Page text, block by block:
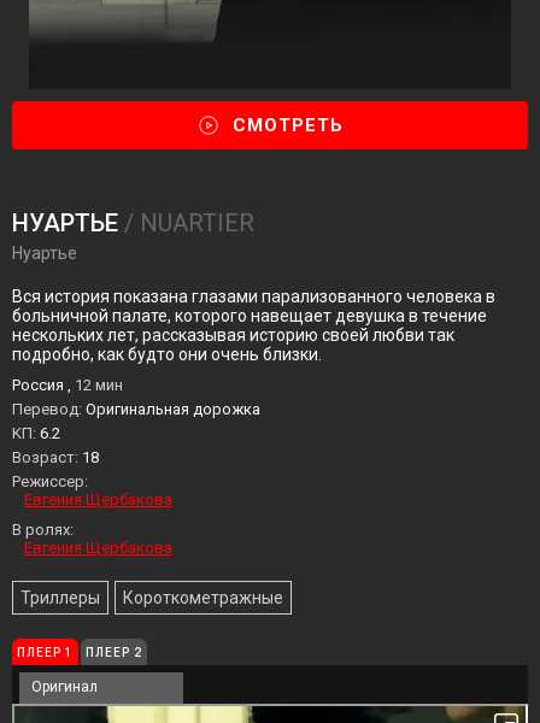
СМОТРЕТЬ
НУАРТЬЕ / NUARTIER
Нуартье
Вся история показана глазами парализованного человека в
больничной палате, которого навещает девушка в течение
нескольких лет, рассказывая историю своей любви так
подробно, как будто они очень близки.
Россия , 12 мин
Перевод: Оригинальная дорожка
KП: 6.2
Возраст: 18
Режиссер:
Евгения Щербакова
В ролях:
Евгения Щербакова
Триллеры Короткометражные
ПЛЕЕР 1 ПЛЕЕР 2
Оригинал